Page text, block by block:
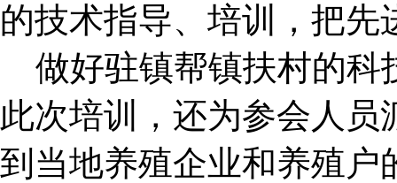
的技术指导、培训，把
做好驻镇帮镇扶村的科
此次培训，还为参会人
到当地养殖企业和养殖